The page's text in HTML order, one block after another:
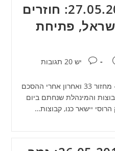
אירועי דיומא 27.05.2018: חוזרים
פתיחת
תגובות:
יש 20 תגובות
כדורסל / יאיר זעפרני ליגת העל - מחזור 33 ואחרון אחרי ההסכם
והמינהלת שנחתם ביום
יישאר כנו, קבוצות…